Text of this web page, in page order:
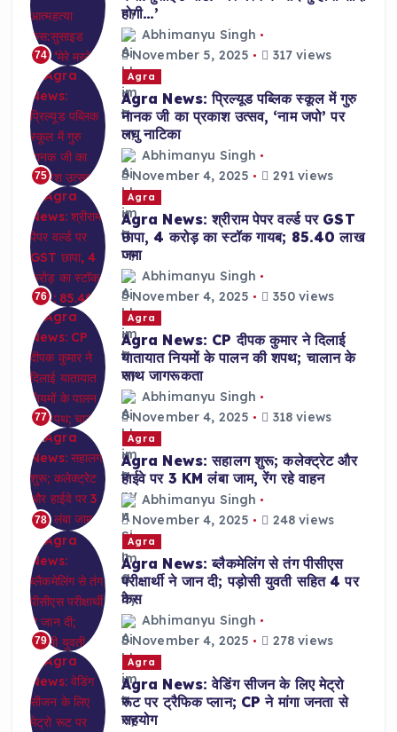
74
होगी…’
Abhimanyu Singh
November 5, 2025
317 views
75
Agra
Agra News: प्रिल्यूड पब्लिक स्कूल में गुरु
नानक जी का प्रकाश उत्सव, ‘नाम जपो’ पर
लघु नाटिका
Abhimanyu Singh
November 4, 2025
291 views
76
Agra
Agra News: श्रीराम पेपर वर्ल्ड पर GST
छापा, 4 करोड़ का स्टॉक गायब; 85.40 लाख
जमा
Abhimanyu Singh
November 4, 2025
350 views
77
Agra
Agra News: CP दीपक कुमार ने दिलाई
यातायात नियमों के पालन की शपथ; चालान के
साथ जागरूकता
Abhimanyu Singh
November 4, 2025
318 views
78
Agra
Agra News: सहालग शुरू; कलेक्ट्रेट और
हाईवे पर 3 KM लंबा जाम, रेंग रहे वाहन
Abhimanyu Singh
November 4, 2025
248 views
79
Agra
Agra News: ब्लैकमेलिंग से तंग पीसीएस
परीक्षार्थी ने जान दी; पड़ोसी युवती सहित 4 पर
केस
Abhimanyu Singh
November 4, 2025
278 views
Agra
Agra News: वेडिंग सीजन के लिए मेट्रो
रूट पर ट्रैफिक प्लान; CP ने मांगा जनता से
सहयोग